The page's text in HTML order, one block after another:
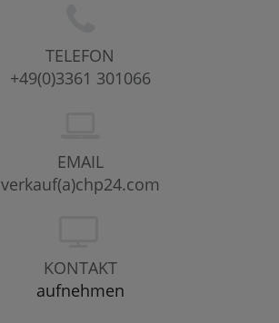
TELEFON
+49(0)3361 301066
EMAIL
verkauf(a)chp24.com
KONTAKT
aufnehmen